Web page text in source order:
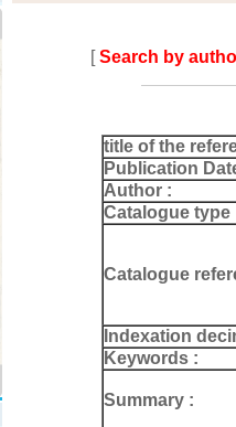
[Search by
title of the
Publication
Author :
Catalogue type
Catalogue
Indexation
Keywords :
Summary :